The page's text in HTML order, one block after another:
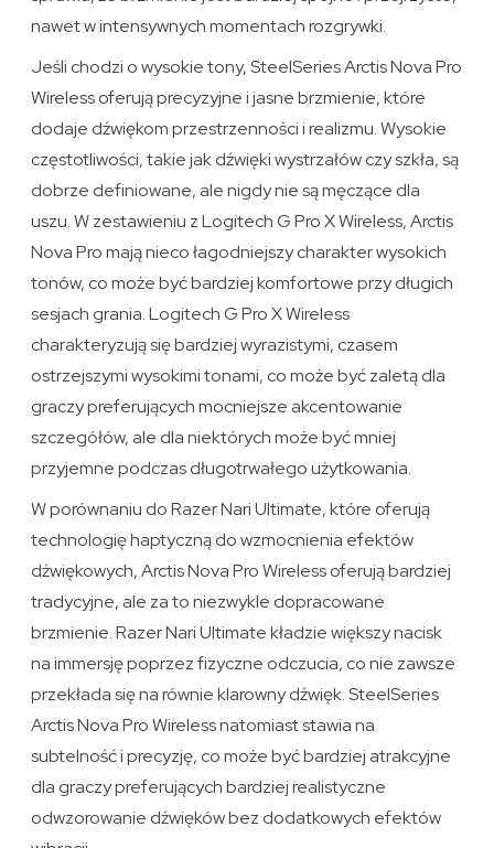
nawet w intensywnych momentach rozgrywki.
Jeśli chodzi o wysokie tony, SteelSeries Arctis Nova Pro
Wireless oferują precyzyjne i jasne brzmienie, które
dodaje dźwiękom przestrzenności i realizmu. Wysokie
częstotliwości, takie jak dźwięki wystrzałów czy szkła, są
dobrze definiowane, ale nigdy nie są męczące dla
uszu. W zestawieniu z Logitech G Pro X Wireless, Arctis
Nova Pro mają nieco łagodniejszy charakter wysokich
tonów, co może być bardziej komfortowe przy długich
sesjach grania. Logitech G Pro X Wireless
charakteryzują się bardziej wyrazistymi, czasem
ostrzejszymi wysokimi tonami, co może być zaletą dla
graczy preferujących mocniejsze akcentowanie
szczegółów, ale dla niektórych może być mniej
przyjemne podczas długotrwałego użytkowania.
W porównaniu do Razer Nari Ultimate, które oferują
technologię haptyczną do wzmocnienia efektów
dźwiękowych, Arctis Nova Pro Wireless oferują bardziej
tradycyjne, ale za to niezwykle dopracowane
brzmienie. Razer Nari Ultimate kładzie większy nacisk
na immersję poprzez fizyczne odczucia, co nie zawsze
przekłada się na równie klarowny dźwięk. SteelSeries
Arctis Nova Pro Wireless natomiast stawia na
subtelność i precyzję, co może być bardziej atrakcyjne
dla graczy preferujących bardziej realistyczne
odwzorowanie dźwięków bez dodatkowych efektów